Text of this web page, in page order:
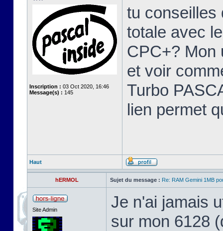
Inscription : 03 Oct 2020, 16:46
Message(s) : 145
tu conseilles
totale avec
CPC+? Mon
et voir
Turbo
lien permet
Haut
hERMOL Sujet du message : Re: RAM Gemini 1MB
Site Admin
Je n'ai jamais
sur mon 6128